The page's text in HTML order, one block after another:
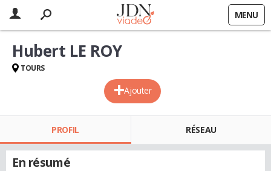
MENU
Ajouter
Hubert LE ROY
TOURS
PROFIL RÉSEAU
En résumé